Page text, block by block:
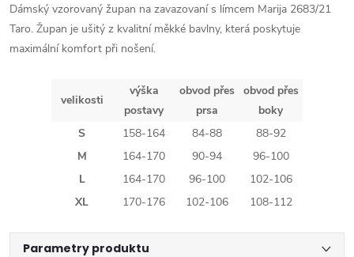
Dámský vzorovaný župan na zavazovaní s límcem Marija 2683/21
Taro. Župan je ušitý z kvalitní měkké bavlny, která poskytuje
maximální komfort při nošení.
velikosti
výška
postavy
obvod přes
prsa
obvod přes
boky
S
158-164 84-88
88-92
M
164-170 90-94
96-100
L
164-170 96-100
102-106
XL
170-176 102-106 108-112
Parametry produktu